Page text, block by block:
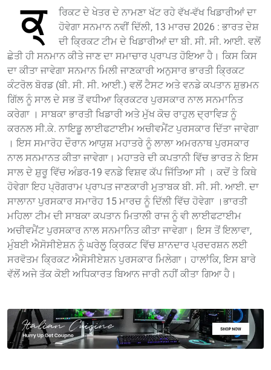
ਕ੍
ਰਿਕਟ ਦੇ ਖੇਤਰ ਦੇ ਨਾਮਣਾ ਖੱਟ ਰਹੇ ਵੱਖ-ਵੱਖ ਖਿਡਾਰੀਆਂ ਦਾ
ਹੋਵੇਗਾ ਸਨਮਾਨ ਨਵੀਂ ਦਿੱਲੀ, 13 ਮਾਰਚ 2026 : ਭਾਰਤ ਦੇਸ਼
ਦੀ ਕ੍ਰਿਕਟ ਟੀਮ ਦੇ ਖਿਡਾਰੀਆਂ ਦਾ ਬੀ. ਸੀ. ਸੀ. ਆਈ. ਵਲੋਂ
ਛੇਤੀ ਹੀ ਸਨਮਾਨ ਕੀਤੇ ਜਾਣ ਦਾ ਸਮਾਚਾਰ ਪ੍ਰਾਪਤ ਹੋਇਆ ਹੈ। ਕਿਸ ਕਿਸ
ਦਾ ਕੀਤਾ ਜਾਵੇਗਾ ਸਨਮਾਨ ਮਿਲੀ ਜਾਣਕਾਰੀ ਅਨੁਸਾਰ ਭਾਰਤੀ ਕ੍ਰਿਕਟ
ਕੰਟਰੋਲ ਬੋਰਡ (ਬੀ. ਸੀ. ਸੀ. ਆਈ.) ਵਲੋਂ ਟੈਸਟ ਅਤੇ ਵਨਡੇ ਕਪਤਾਨ ਸ਼ੁਭਮਨ
ਗਿੱਲ ਨੂੰ ਸਾਲ ਦੇ ਸਭ ਤੋਂ ਵਧੀਆ ਕ੍ਰਿਕਟਰ ਪੁਰਸਕਾਰ ਨਾਲ ਸਨਮਾਨਿਤ
ਕਰੇਗਾ । ਸਾਬਕਾ ਭਾਰਤੀ ਖਿਡਾਰੀ ਅਤੇ ਮੁੱਖ ਕੋਚ ਰਾਹੁਲ ਦ੍ਰਾਵਿੜ ਨੂੰ
ਕਰਨਲ ਸੀ.ਕੇ. ਨਾਇਡੂ ਲਾਈਫਟਾਈਮ ਅਚੀਵਮੈਂਟ ਪੁਰਸਕਾਰ ਦਿੱਤਾ ਜਾਵੇਗਾ
। ਇਸ ਸਮਾਰੋਹ ਦੌਰਾਨ ਆਯੁਸ਼ ਮਹਾਤਰੇ ਨੂੰ ਲਾਲਾ ਅਮਰਨਾਥ ਪੁਰਸਕਾਰ
ਨਾਲ ਸਨਮਾਨਤ ਕੀਤਾ ਜਾਵੇਗਾ। ਮਹਾਤਰੇ ਦੀ ਕਪਤਾਨੀ ਵਿੱਚ ਭਾਰਤ ਨੇ ਇਸ
ਸਾਲ ਦੇ ਸ਼ੁਰੂ ਵਿੱਚ ਅੰਡਰ-19 ਵਨਡੇ ਵਿਸ਼ਵ ਕੱਪ ਜਿੱਤਿਆ ਸੀ । ਕਦੋਂ ਤੇ ਕਿਥੇ
ਹੋਵੇਗਾ ਇਹ ਪ੍ਰੋਗਰਾਮ ਪ੍ਰਾਪਤ ਜਾਣਕਾਰੀ ਮੁਤਾਬਕ ਬੀ. ਸੀ. ਸੀ. ਆਈ. ਦਾ
ਸਾਲਾਨਾ ਪੁਰਸਕਾਰ ਸਮਾਰੋਹ 15 ਮਾਰਚ ਨੂੰ ਦਿੱਲੀ ਵਿੱਚ ਹੋਵੇਗਾ ।ਭਾਰਤੀ
ਮਹਿਲਾ ਟੀਮ ਦੀ ਸਾਬਕਾ ਕਪਤਾਨ ਮਿਤਾਲੀ ਰਾਜ ਨੂੰ ਵੀ ਲਾਈਫਟਾਈਮ
ਅਚੀਵਮੈਂਟ ਪੁਰਸਕਾਰ ਨਾਲ ਸਨਮਾਨਿਤ ਕੀਤਾ ਜਾਵੇਗਾ। ਇਸ ਤੋਂ ਇਲਾਵਾ,
ਮੁੰਬਈ ਐਸੋਸੀਏਸ਼ਨ ਨੂੰ ਘਰੇਲੂ ਕ੍ਰਿਕਟ ਵਿੱਚ ਸ਼ਾਨਦਾਰ ਪ੍ਰਦਰਸ਼ਨ ਲਈ
ਸਰਵੋਤਮ ਕ੍ਰਿਕਟ ਐਸੋਸੀਏਸ਼ਨ ਪੁਰਸਕਾਰ ਮਿਲੇਗਾ। ਹਾਲਾਂਕਿ, ਇਸ ਬਾਰੇ
ਵੱਲੋਂ ਅਜੇ ਤੱਕ ਕੋਈ ਅਧਿਕਾਰਤ ਬਿਆਨ ਜਾਰੀ ਨਹੀਂ ਕੀਤਾ ਗਿਆ ਹੈ।